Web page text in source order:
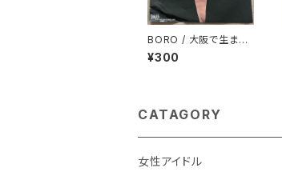
BORO / 大阪で生まれ
た女
¥300
CATAGORY
女性アイドル